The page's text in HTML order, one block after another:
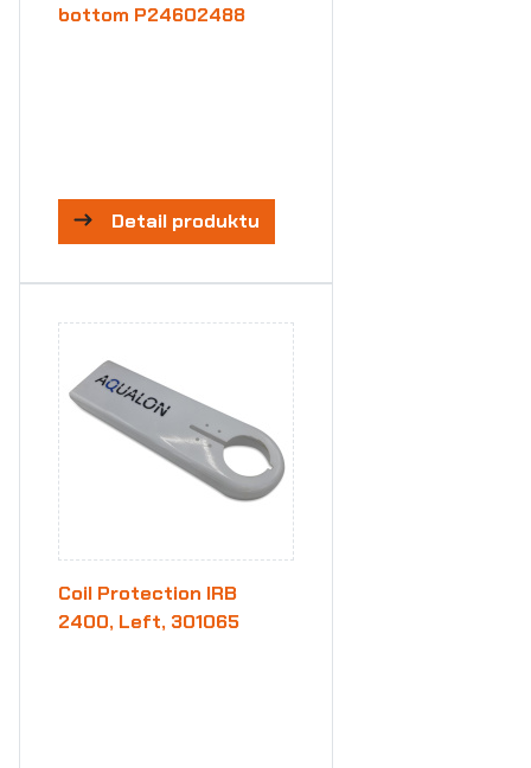
bottom P24602488
Detail produktu
Coil Protection IRB
2400, Left, 301065